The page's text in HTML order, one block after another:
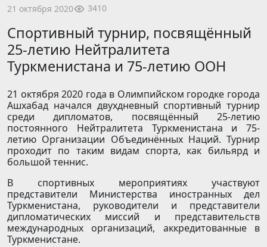
21 октября 2020 3410
Спортивный турнир, посвящённый
25-летию Нейтралитета
Туркменистана и 75-летию ООН
21 октября 2020 года в Олимпийском городке города
Ашхабад начался двухдневный спортивный турнир
среди дипломатов, посвящённый 25-летию
постоянного Нейтралитета Туркменистана и 75-
летию Организации Объединённых Наций. Турнир
проходит по таким видам спорта, как бильярд и
большой теннис.
В спортивных мероприятиях участвуют
представители Министерства иностранных дел
Туркменистана, руководители и представители
дипломатических миссий и представительств
международных организаций, аккредитованные в
Туркменистане.